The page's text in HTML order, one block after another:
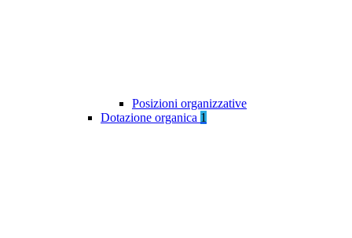
Posizioni organizzative
Dotazione organica 1